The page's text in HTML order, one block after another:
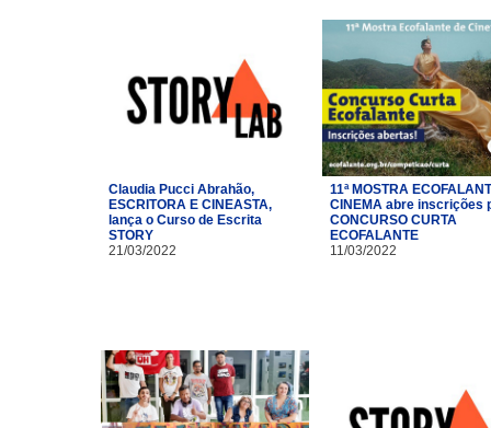
Claudia Pucci Abrahão,
ESCRITORA E CINEASTA,
lança o Curso de Escrita
STORY
21/03/2022
11ª MOSTRA
CINEMA abre inscrições
CONCURSO CURTA
ECOFALANTE
11/03/2022